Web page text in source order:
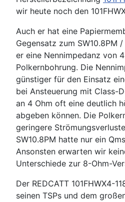
wir heute noch den
Auch er hat eine
Gegensatz zum SW10.8PM /
er eine Nennimpedanz von
Polkernbohrung. Die
günstiger für den Einsatz
bei Ansteuerung mit Class-
an 4 Ohm oft eine deutlich
abgeben können. Die
geringere
SW10.8PM hatte nur ein
Ansonsten erwarten wir
Unterschiede zur 8-Ohm-
Der REDCATT 101FHWX4-
seinen TSPs und dem